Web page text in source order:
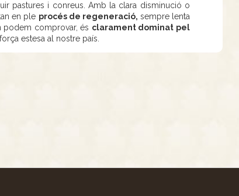
pastures i conreus. Amb la clara disminució o
en ple procés de regeneració, sempre lenta
podem comprovar, és clarament dominat pel
estesa al nostre país.